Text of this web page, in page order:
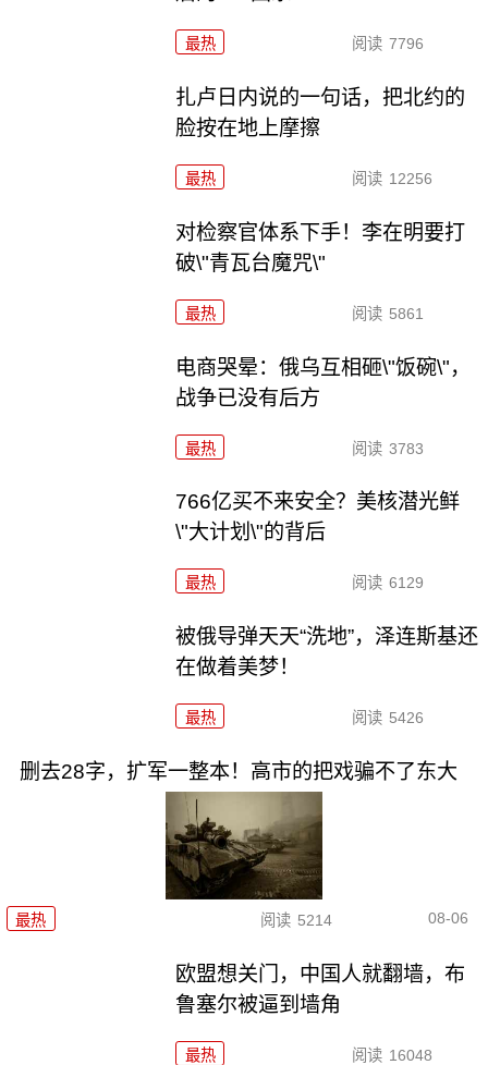
最热 阅读 7796
扎卢日内说的一句话，把北约的
脸按在地上摩擦
最热 阅读 12256
对检察官体系下手！李在明要打
破\"青瓦台魔咒\"
最热 阅读 5861
电商哭晕：俄乌互相砸\"饭碗\"，
战争已没有后方
最热 阅读 3783
766亿买不来安全？美核潜光鲜
\"大计划\"的背后
最热 阅读 6129
被俄导弹天天“洗地”，泽连斯基还
在做着美梦！
最热 阅读 5426
删去28字，扩军一整本！高市的把戏骗不了东大
最热 阅读 5214 08-06
欧盟想关门，中国人就翻墙，布
鲁塞尔被逼到墙角
最热 阅读 16048